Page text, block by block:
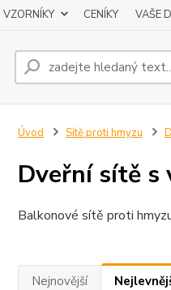
VZORNÍKY CENÍKY VAŠE
Úvod Sítě proti hmyzu
Dveřní sítě s
Balkonové sítě proti
Nejnovější